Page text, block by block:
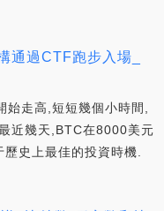
通過CTF跑步入場_
走高,短短幾個小時間,
近幾天,BTC在8000美元
史上最佳的投資時機.